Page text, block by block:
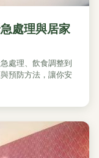
處理與居家
處理、飲食調整到
預防方法，讓你安